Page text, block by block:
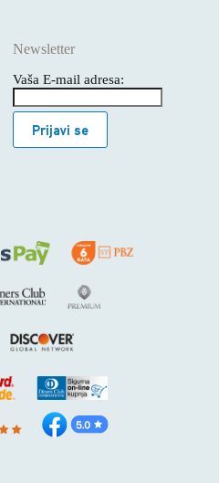
Newsletter
Vaša E-mail adresa:
Prijavi se